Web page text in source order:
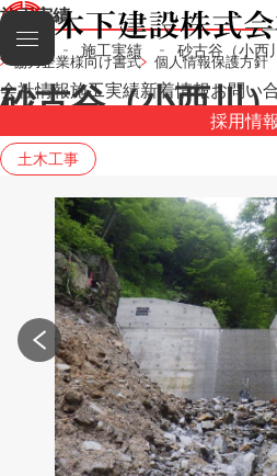
協力企業様向け書式 個人情報保護方針
会社情報施工実績新着情報お問い
採用情報
施工実績
HOME 施工実績 砂古谷（小西
砂古谷（小西川
土木工事